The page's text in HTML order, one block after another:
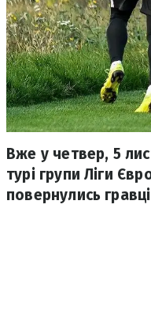
Вже у четвер, 5
турі групи Ліги
повернулись